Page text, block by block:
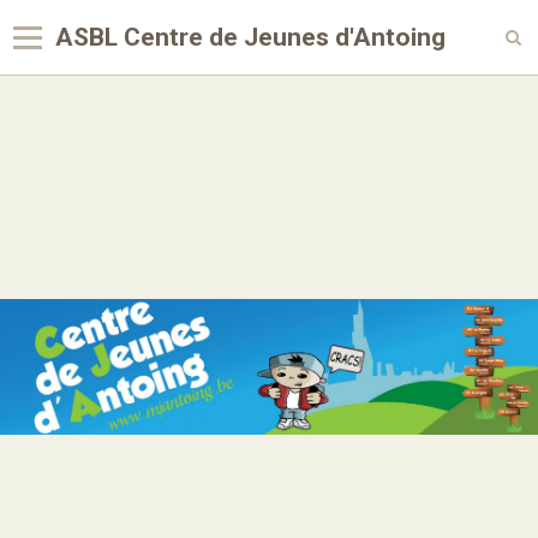
ASBL Centre de Jeunes d'Antoing